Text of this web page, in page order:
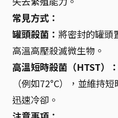
常見方式：
罐頭殺菌： 將密封的罐頭
高溫高壓殺滅微生物。
高溫短時殺菌（HTST）：
（例如72°C），並維持
迅速冷卻。